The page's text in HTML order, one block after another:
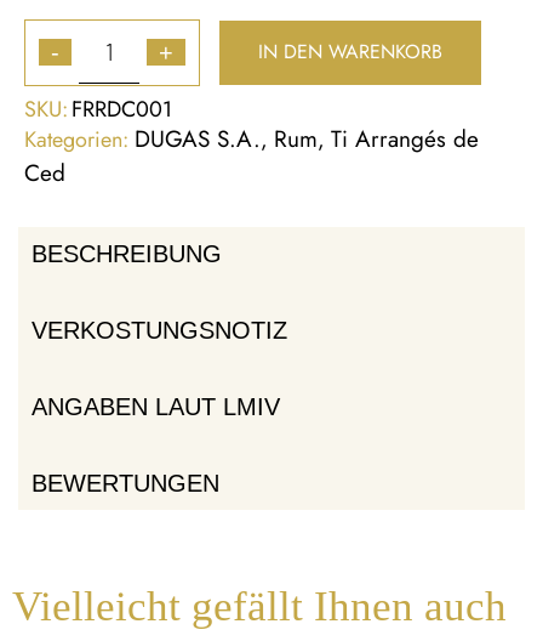
- + IN DEN WARENKORB
SKU:FRRDC001
Kategorien: DUGAS S.A., Rum, Ti Arrangés de
Ced
BESCHREIBUNG
VERKOSTUNGSNOTIZ
ANGABEN LAUT LMIV
BEWERTUNGEN
Vielleicht gefällt Ihnen auch